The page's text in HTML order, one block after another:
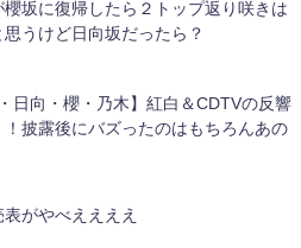
坂に復帰したら２トップ返り咲きは
思うけど日向坂だったら？
日向・櫻・乃木】紅白＆CDTVの反響
！披露後にバズったのはもちろんあの
表がやべええええ